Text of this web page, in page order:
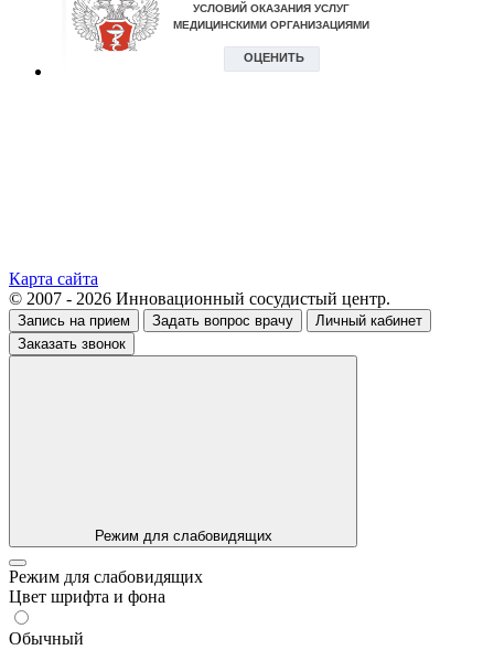
Карта сайта
© 2007 - 2026 Инновационный сосудистый центр.
Запись на прием Задать вопрос врачу
Личный кабинет
Заказать звонок
Режим для слабовидящих
Режим для слабовидящих
Цвет шрифта и фона
Обычный